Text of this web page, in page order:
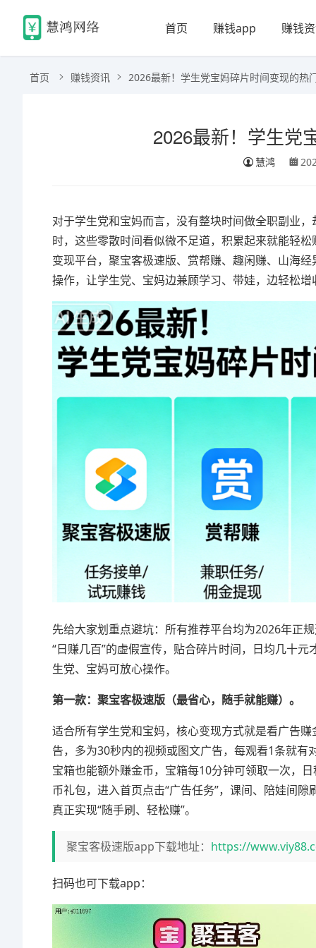
首页 赚钱app 赚钱
首页 赚钱资讯 2026最新！学生党宝妈碎片时间变现的热
2026最新！学生党
慧鸿
对于学生党和宝妈而言，没有整块时间做全职副业
时，这些零散时间看似微不足道，积累起来就能轻
变现平台，聚宝客极速版、赏帮赚、趣闲赚、山海
操作，让学生党、宝妈边兼顾学习、带娃，边轻松增
先给大家划重点避坑：所有推荐平台均为2026年正
“日赚几百”的虚假宣传，贴合碎片时间，日均几十
生党、宝妈可放心操作。
第一款：聚宝客极速版（最省心，随手就能赚）。
适合所有学生党和宝妈，核心变现方式就是看广告
告，多为30秒内的视频或图文广告，每观看1条就
宝箱也能额外赚金币，宝箱每10分钟可领取一次，
币礼包，进入首页点击“广告任务”，课间、陪娃间
真正实现“随手刷、轻松赚”。
聚宝客极速版app下载地址： https://
扫码也可下载app：